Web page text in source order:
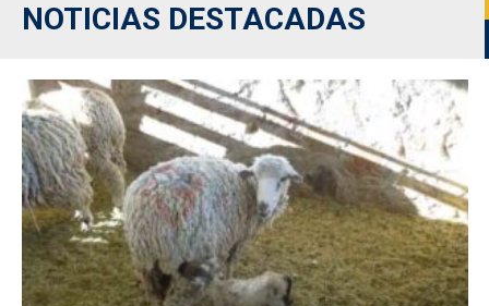
NOTICIAS DESTACADAS